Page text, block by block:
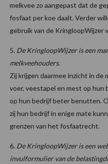
melkvee zo aangepast dat de
fosfaat per koe daalt. Verder
gebruik van de KringloopWijzer
5. De KringloopWijzer is een
melkveehouders.
Zij krijgen daarmee inzicht in
voer, veestapel en mest op hun
op hun bedrijf beter benutten.
zij hun bedrijf in enige mate
grenzen van het fosfaatrecht.
6. De KringloopWijzer is een
invulformulier van de